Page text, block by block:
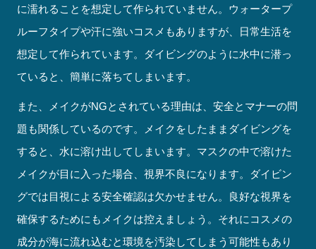
に濡れることを想定して作られていません。ウォータープ
ルーフタイプや汗に強いコスメもありますが、日常生活を
想定して作られています。ダイビングのように水中に潜っ
ていると、簡単に落ちてしまいます。
また、メイクがNGとされている理由は、安全とマナーの問
題も関係しているのです。メイクをしたままダイビングを
すると、水に溶け出してしまいます。マスクの中で溶けた
メイクが目に入った場合、視界不良になります。ダイビン
グでは目視による安全確認は欠かせません。良好な視界を
確保するためにもメイクは控えましょう。それにコスメの
成分が海に流れ込むと環境を汚染してしまう可能性もあり